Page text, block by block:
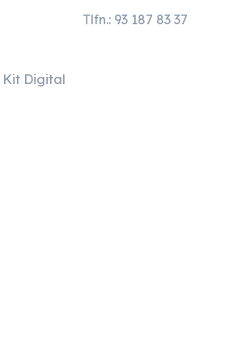
Tlfn.: 93 187 83 37